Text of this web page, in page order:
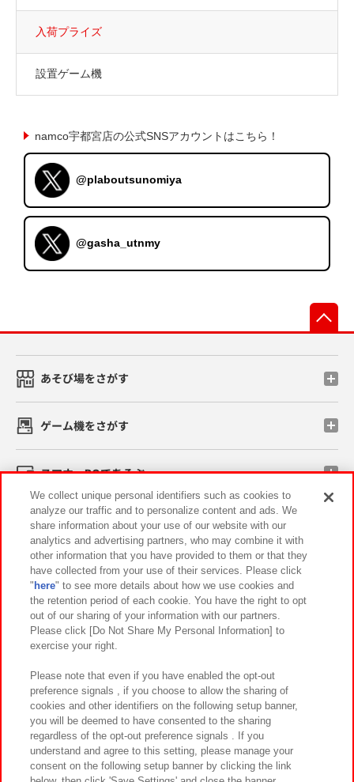
入荷プライズ
設置ゲーム機
namco宇都宮店の公式SNSアカウントはこちら！
@plaboutsunomiya
@gasha_utnmy
あそび場をさがす
ゲーム機をさがす
スマホ・PCであそぶ
イベント・キャンペーン
関連会社 サステナビリティ サイトポリシー
プライバシーポリシー ウェブアクセシビリティ方針と検証結果
お取引先さまとともに
カスタマーハラスメント対応方針 よくあるご質問・お問い合わせ
We collect unique personal identifiers such as cookies to
analyze our traffic and to personalize content and ads. We
share information about your use of our website with our
analytics and advertising partners, who may combine it with
other information that you have provided to them or that they
have collected from your use of their services. Please click
" here" to see more details about how we use cookies and
the retention period of each cookie. You have the right to opt
out of our sharing of your information with our partners.
Please click [Do Not Share My Personal Information] to
exercise your right.
Please note that even if you have enabled the opt-out
preference signals , if you choose to allow the sharing of
cookies and other identifiers on the following setup banner,
you will be deemed to have consented to the sharing
regardless of the opt-out preference signals . If you
understand and agree to this setting, please manage your
consent on the following setup banner by clicking the link